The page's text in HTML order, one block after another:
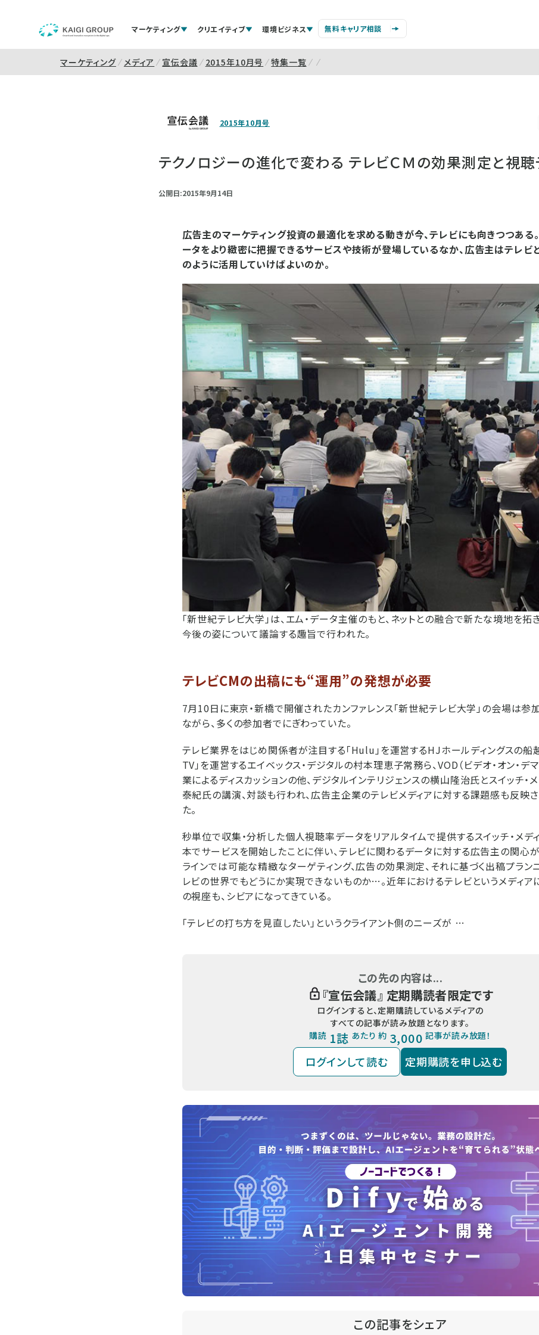
マーケティング クリエイティブ 環境ビジネス 無料キャリア相談
マーケティング メディア 宣伝会議 2015年10月号 特集一覧
2015年10月号
テクノロジーの進化で変わる テレビＣＭの効果測定と視聴
公開日:2015年9月14日
広告主のマーケティング投資の最適化を求める動きが今、テレビにも向きつつある
ータをより緻密に把握できるサービスや技術が登場しているなか、広告主はテレビ
のように活用していけばよいのか。
「新世紀テレビ大学」は、エム・データ主催のもと、ネットとの融合で新たな境地を
今後の姿について議論する趣旨で行われた。
テレビCMの出稿にも“運用”の発想が必要
7月10日に東京・新橋で開催されたカンファレンス「新世紀テレビ大学」の会場は
ながら、多くの参加者でにぎわっていた。
テレビ業界をはじめ関係者が注目する「Hulu」を運営するHJホールディングスの船
TV」を運営するエイベックス・デジタルの村本理恵子常務ら、VOD（ビデオ・オン・デ
業によるディスカッションの他、デジタルインテリジェンスの横山隆治氏とスイッチ・
泰紀氏の講演、対談も行われ、広告主企業のテレビメディアに対する課題感も反映
た。
秒単位で収集・分析した個人視聴率データをリアルタイムで提供するスイッチ・メディ
本でサービスを開始したことに伴い、テレビに関わるデータに対する広告主の関心が
ラインでは可能な精緻なターゲティング、広告の効果測定、それに基づく出稿プラン
レビの世界でもどうにか実現できないものか…。近年におけるテレビというメディア
の視座も、シビアになってきている。
「テレビの打ち方を見直したい」というクライアント側のニーズが …
この先の内容は...
『宣伝会議』 定期購読者限定です
ログインすると、定期購読しているメディアの
すべての記事が読み放題となります。
購読 1誌 あたり 約 3,000 記事が読み放題！
ログインして読む 定期購読を申し込む
この記事をシェア